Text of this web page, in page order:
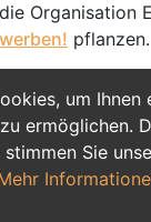
um Ihnen
ermöglichen.
Sie
Organisation
pflanzen.
Jetzt